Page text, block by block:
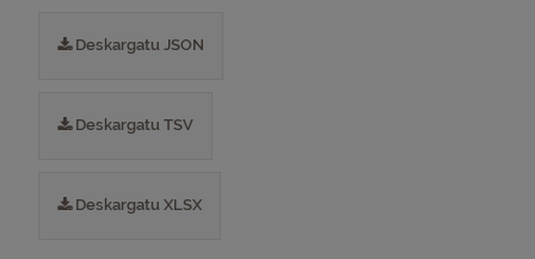
Deskargatu JSON
Deskargatu TSV
Deskargatu XLSX